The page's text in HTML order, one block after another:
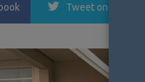
Tweet on Twitter